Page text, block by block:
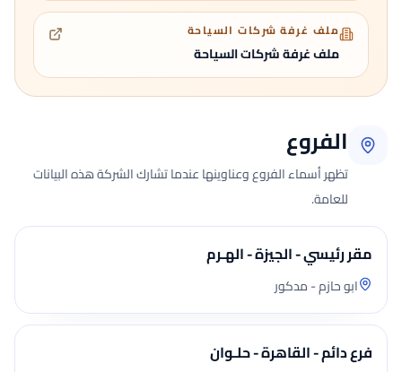
ملف غرفة شركات السياحة
ملف غرفة شركات السياحة
الفروع
تظهر أسماء الفروع وعناوينها عندما تشارك الشركة هذه البيانات
للعامة.
مقر رئيسي - الجيزة - الهـرم
ابو حازم - مدكور
فرع دائم - القاهرة - حلـوان